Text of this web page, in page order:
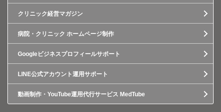
クリニック経営マガジン
病院・クリニック ホームページ制作
Googleビジネスプロフィールサポート
LINE公式アカウント運用サポート
動画制作・YouTube運用代行サービス MedTube